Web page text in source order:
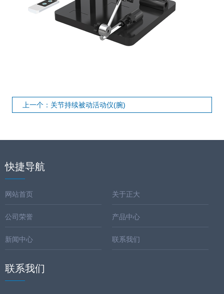
上一个：关节持续被动活动仪(腕)
快捷导航
网站首页 关于正大
公司荣誉 产品中心
新闻中心 联系我们
联系我们